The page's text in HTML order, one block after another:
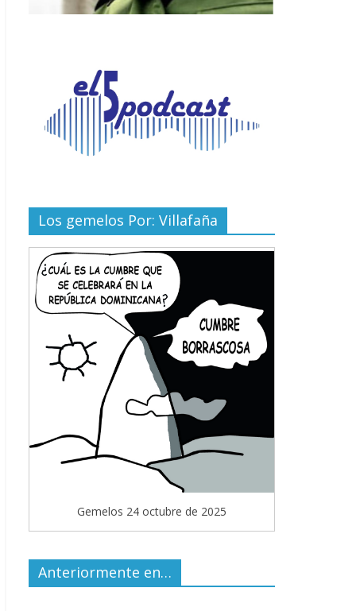
Los gemelos Por: Villafaña
Gemelos 24 octubre de 2025
Anteriormente en…